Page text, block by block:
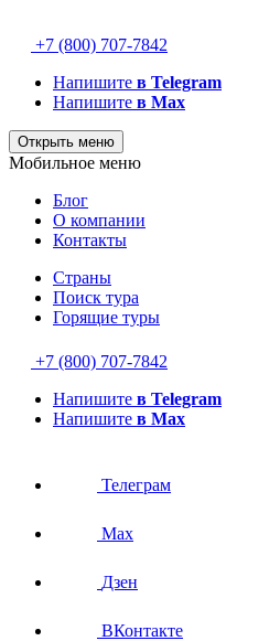
+7 (800) 707-7842
Напишите в Telegram
Напишите в Max
Открыть меню
Мобильное меню
Блог
О компании
Контакты
Страны
Поиск тура
Горящие туры
+7 (800) 707-7842
Напишите в Telegram
Напишите в Max
Телеграм
Max
Дзен
ВКонтакте